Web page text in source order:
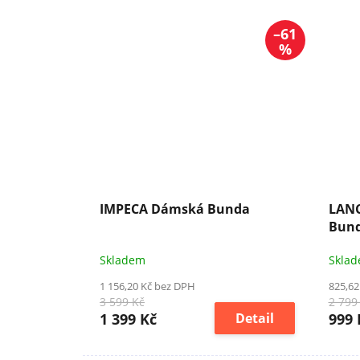
–61
%
IMPECA Dámská Bunda
Skladem
1 156,20 Kč bez DPH
3 599 Kč
1 399 Kč Detail
2 799
999